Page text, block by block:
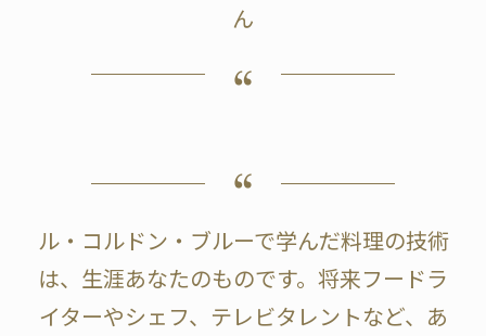
ん
ル・コルドン・ブルーで学んだ料理の技術
は、生涯あなたのものです。将来フードラ
イターやシェフ、テレビタレントなど、あ